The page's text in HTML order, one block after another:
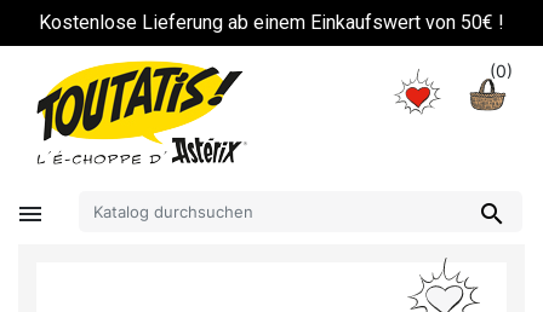
Kostenlose Lieferung ab einem Einkaufswert von 50€ !
(0)
 